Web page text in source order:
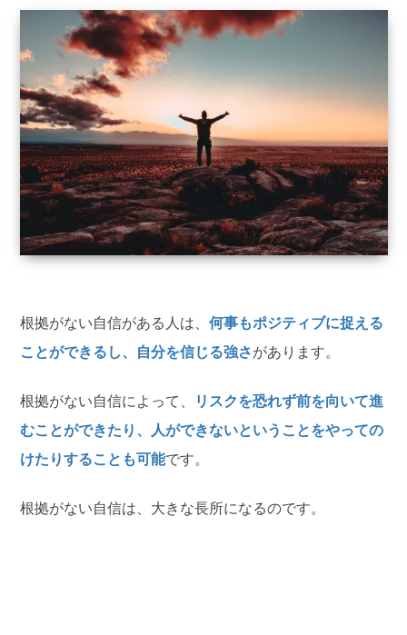
根拠がない自信がある人は、何事もポジティブに捉える
ことができるし、自分を信じる強さがあります。
根拠がない自信によって、
リスクを恐れず前を向いて進
むことができたり、人ができないということをやっての
けたりすることも可能です。
根拠がない自信は、大きな長所になるのです。